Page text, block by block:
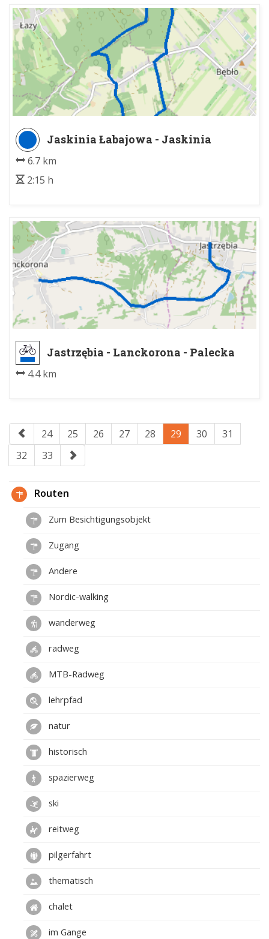
Jaskinia Łabajowa - Jaskinia
6.7 km
2:15 h
Jastrzębia - Lanckorona - Palecka
4.4 km
24 25 26 27 28 29 30
31
32
33
Routen
Zum Besichtigungsobjekt
Zugang
Andere
Nordic-walking
wanderweg
radweg
MTB-Radweg
lehrpfad
natur
historisch
spazierweg
ski
reitweg
pilgerfahrt
thematisch
chalet
im Gange